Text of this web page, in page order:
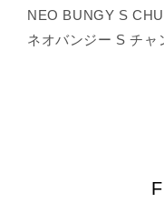
NEO BUNGY S
ネオバンジー S チャ